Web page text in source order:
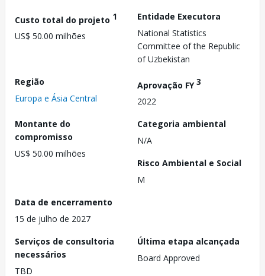
Custo total do projeto 1
US$ 50.00 milhões
Entidade Executora
National Statistics
Committee of the Republic
of Uzbekistan
Região
Europa e Ásia Central
Aprovação FY3
2022
Montante do
compromisso
US$ 50.00 milhões
Categoria ambiental
N/A
Risco Ambiental e Social
M
Data de encerramento
15 de julho de 2027
Serviços de consultoria
necessários
TBD
Última etapa alcançada
Board Approved